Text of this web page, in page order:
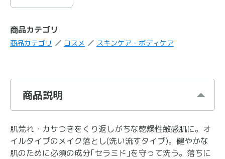
商品カテゴリ
商品カテゴリ コスメ スキンケア・ボディケア
商品説明
肌荒れ・カサつきをくり返しがちな乾燥性敏感肌に。オ
イルタイプのメイク落とし(洗い流すタイプ)。健やかな
肌のために必須の成分｢セラミド｣を守って洗う。落ちに